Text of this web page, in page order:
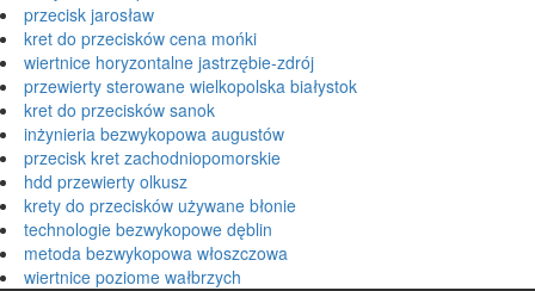
przecisk jarosław
kret do przecisków cena mońki
wiertnice horyzontalne jastrzębie-zdrój
przewierty sterowane wielkopolska białystok
kret do przecisków sanok
inżynieria bezwykopowa augustów
przecisk kret zachodniopomorskie
hdd przewierty olkusz
krety do przecisków używane błonie
technologie bezwykopowe dęblin
metoda bezwykopowa włoszczowa
wiertnice poziome wałbrzych